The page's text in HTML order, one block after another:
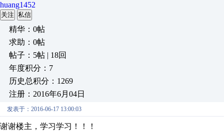
huang1452
关注 私信
精华：0帖
求助：0帖
帖子：5帖 | 18回
年度积分：7
历史总积分：1269
注册：2016年6月04日
发表于：2016-06-17 13:00:03
谢谢楼主，学习学习！！！